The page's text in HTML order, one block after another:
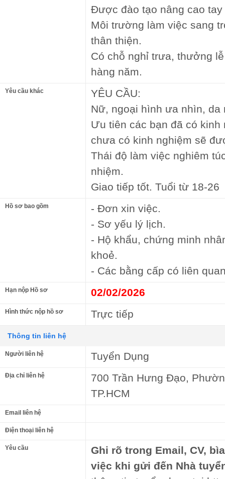
Được đào tạo nâng cao
Môi trường làm việc sang
thân thiện.
Có chỗ nghỉ trưa, thưởng
hàng năm.
Yêu cầu khác
YÊU CẦU:
Nữ, ngoại hình ưa nhìn, da
Ưu tiên các bạn đã có kinh
chưa có kinh nghiệm sẽ
Thái độ làm việc nghiêm
nhiệm.
Giao tiếp tốt. Tuổi từ 18-26
Hồ sơ bao gồm
- Đơn xin việc.
- Sơ yếu lý lịch.
- Hộ khẩu, chứng minh
khoẻ.
- Các bằng cấp có liên
Hạn nộp Hồ sơ 02/02/2026
Hình thức nộp hồ sơ Trực tiếp
Thông tin liên hệ
Người liên hệ Tuyển Dụng
Địa chỉ liên hệ
700 Trần Hưng Đạo,
TP.HCM
Email liên hệ
Điện thoại liên hệ
Yêu cầu
Ghi rõ trong Email, CV,
việc khi gửi đến Nhà